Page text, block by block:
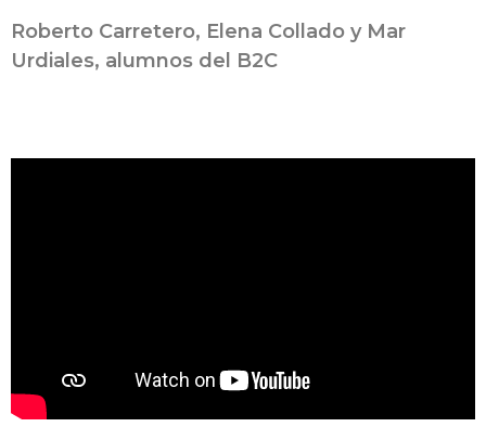
Roberto Carretero, Elena Collado y Mar
Urdiales, alumnos del B2C